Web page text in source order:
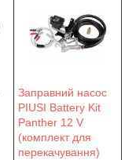
Заправний насос
PIUSI Battery Kit
Panther 12 V
(комплект для
перекачування)